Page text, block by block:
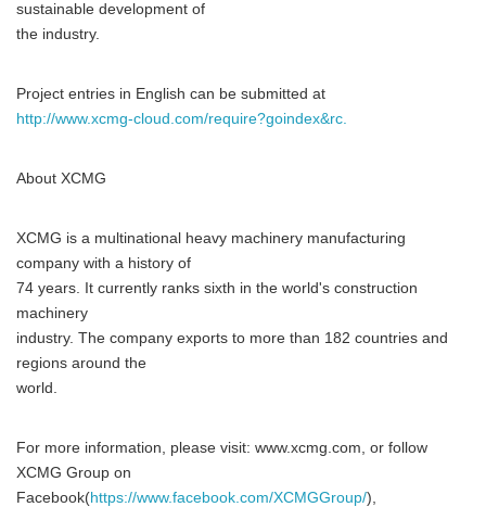
sustainable development of
the industry.
Project entries in English can be submitted at
http://www.xcmg-cloud.com/require?goindex&rc.
About XCMG
XCMG is a multinational heavy machinery manufacturing
company with a history of
74 years. It currently ranks sixth in the world's construction
machinery
industry. The company exports to more than 182 countries and
regions around the
world.
For more information, please visit: www.xcmg.com, or follow
XCMG Group on
Facebook(https://www.facebook.com/XCMGGroup/),